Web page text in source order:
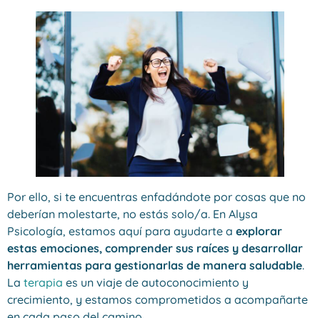
Por ello, si te encuentras enfadándote por cosas que no
deberían molestarte, no estás solo/a. En Alysa
Psicología, estamos aquí para ayudarte a explorar
estas emociones, comprender sus raíces y desarrollar
herramientas para gestionarlas de manera saludable.
La terapia es un viaje de autoconocimiento y
crecimiento, y estamos comprometidos a acompañarte